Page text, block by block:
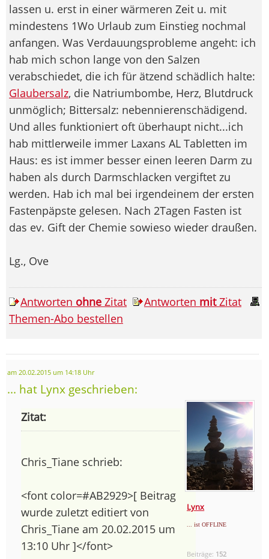
lassen u. erst in einer wärmeren Zeit u. mit
mindestens 1Wo Urlaub zum Einstieg nochmal
anfangen. Was Verdauungsprobleme angeht: ich
hab mich schon lange von den Salzen
verabschiedet, die ich für ätzend schädlich halte:
Glaubersalz, die Natriumbombe, Herz, Blutdruck
unmöglich; Bittersalz: nebennierenschädigend.
Und alles funktioniert oft überhaupt nicht...ich
hab mittlerweile immer Laxans AL Tabletten im
Haus: es ist immer besser einen leeren Darm zu
haben als durch Darmschlacken vergiftet zu
werden. Hab ich mal bei irgendeinem der ersten
Fastenpäpste gelesen. Nach 2Tagen Fasten ist
das ev. Gift der Chemie sowieso wieder draußen.
Lg., Ove
Antworten ohne Zitat Antworten mitZitat
Themen-Abo bestellen
am 20.02.2015 um 14:18 Uhr
... hat Lynx geschrieben:
Lynx
... ist OFFLINE
Beiträge: 152
Zitat:
Chris_Tiane schrieb:
<font color=#AB2929>[ Beitrag
wurde zuletzt editiert von
Chris_Tiane am 20.02.2015 um
13:10 Uhr ]</font>